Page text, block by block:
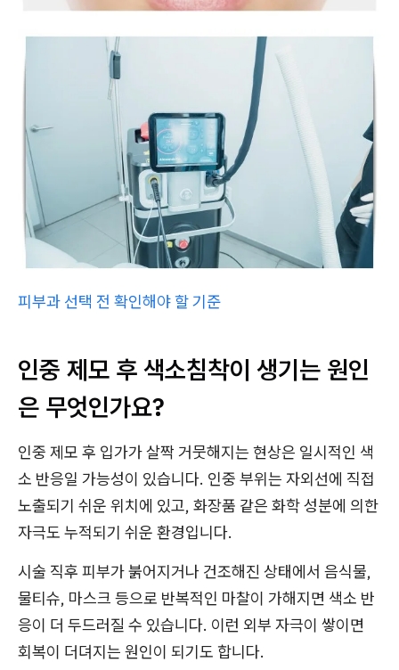
피부과 선택 전 확인해야 할 기준
인중 제모 후 색소침착이 생기는 원인
은 무엇인가요?
인중 제모 후 입가가 살짝 거뭇해지는 현상은 일시적인 색
소 반응일 가능성이 있습니다. 인중 부위는 자외선에 직접
노출되기 쉬운 위치에 있고, 화장품 같은 화학 성분에 의한
자극도 누적되기 쉬운 환경입니다.
시술 직후 피부가 붉어지거나 건조해진 상태에서 음식물,
물티슈, 마스크 등으로 반복적인 마찰이 가해지면 색소 반
응이 더 두드러질 수 있습니다. 이런 외부 자극이 쌓이면
회복이 더뎌지는 원인이 되기도 합니다.